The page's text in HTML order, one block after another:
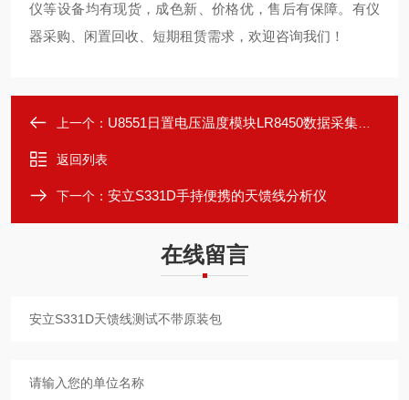
仪等设备均有现货，成色新、价格优，售后有保障。有仪
器采购、闲置回收、短期租赁需求，欢迎咨询我们！
上一个： U8551日置电压温度模块LR8450数据采集仪+U8552模块30通道
返回列表
下一个： 安立S331D手持便携的天馈线分析仪
在线留言